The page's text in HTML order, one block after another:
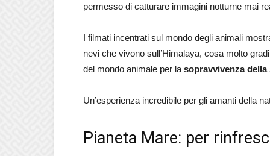
permesso di catturare immagini notturne mai
I filmati incentrati sul mondo degli animali
nevi che vivono sull’Himalaya, cosa molto
del mondo animale per la sopravvivenza della
Un’esperienza incredibile per gli amanti della
Pianeta Mare: per